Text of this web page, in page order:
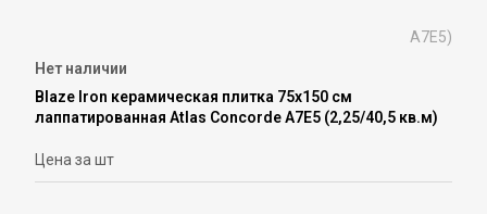
A7E5)
Нет наличии
Blaze Iron керамическая плитка 75x150 см
лаппатированная Atlas Concorde A7E5 (2,25/40,5 кв.м)
Цена за шт